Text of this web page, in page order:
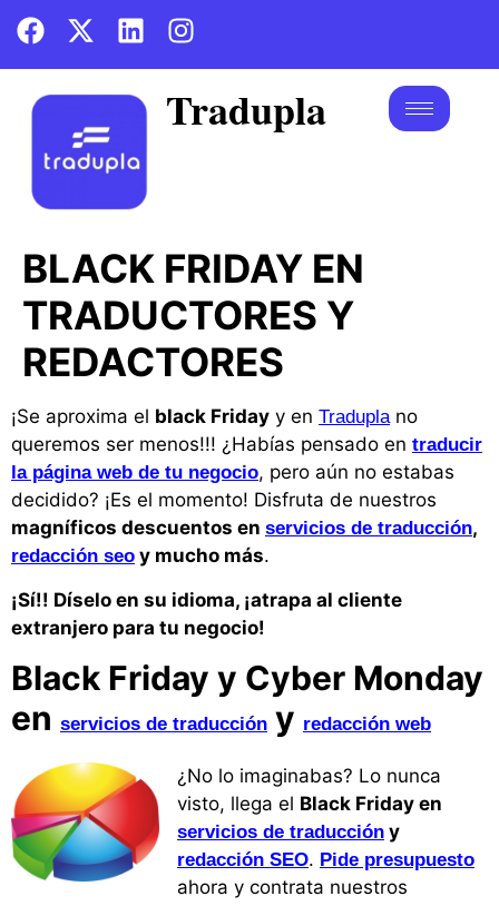
Tradupla
BLACK FRIDAY EN
TRADUCTORES Y
REDACTORES
¡Se aproxima el black Friday y en Traduplano
queremos ser menos!!! ¿Habías pensado en traducir
la página web de tu negocio, pero aún no estabas
decidido? ¡Es el momento! Disfruta de nuestros
magníficos descuentos en servicios de traducción,
redacción seo y mucho más.
¡Sí!! Díselo en su idioma, ¡atrapa al cliente
extranjero para tu negocio!
Black Friday y Cyber Monday
en servicios de traducción y redacción web
¿No lo imaginabas? Lo nunca
visto, llega el Black Friday en
servicios de traducción y
redacción SEO. Pide presupuesto
ahora y contrata nuestros